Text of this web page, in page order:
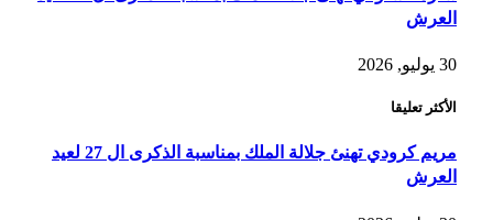
العرش
30 يوليو, 2026
الأكثر تعليقا
مريم كرودي تهنئ جلالة الملك بمناسبة الذكرى ال 27 لعيد
العرش